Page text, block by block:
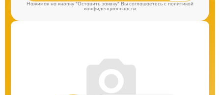
Нажимая на кнопку "Оставить заявку" Вы соглашаетесь c политикой
конфиденциальности